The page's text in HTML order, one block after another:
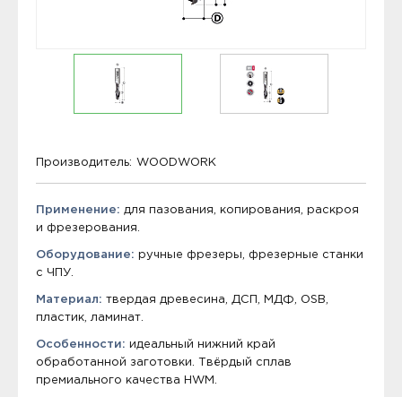
Производитель: WOODWORK
Применение: для пазования, копирования, раскроя
и фрезерования.
Оборудование: ручные фрезеры, фрезерные станки
с ЧПУ.
Материал: твердая древесина, ДСП, МДФ, OSB,
пластик, ламинат.
Особенности: идеальный нижний край
обработанной заготовки. Твёрдый сплав
премиального качества HWM.